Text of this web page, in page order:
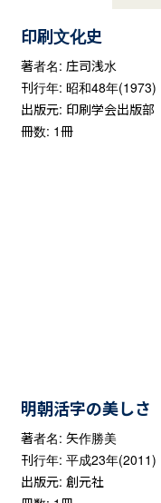
印刷文化史
著者名: 庄司浅水
刊行年: 昭和48年(1973)
出版元: 印刷学会出版部
冊数: 1冊
明朝活字の美しさ
著者名: 矢作勝美
刊行年: 平成23年(2011)
出版元: 創元社